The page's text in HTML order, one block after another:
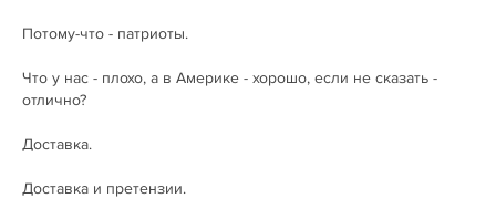
Потому-что - патриоты.
Что у нас - плохо, а в Америке - хорошо, если не сказать -
отлично?
Доставка.
Доставка и претензии.